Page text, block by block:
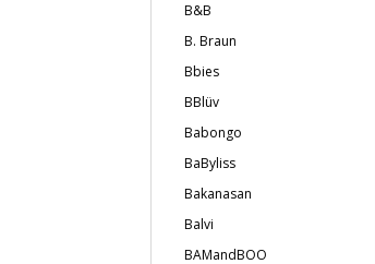
B&B
B. Braun
Bbies
BBlüv
Babongo
BaByliss
Bakanasan
Balvi
BAMandBOO